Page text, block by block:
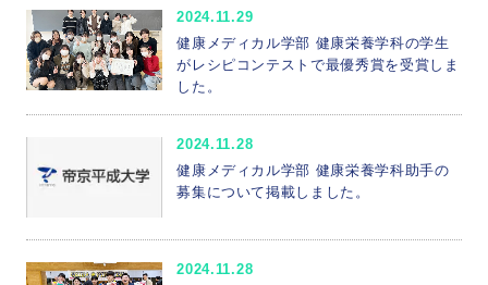
2024.11.29
健康メディカル学部 健康栄養学科の学生
がレシピコンテストで最優秀賞を受賞しま
した。
2024.11.28
健康メディカル学部 健康栄養学科助手の
募集について掲載しました。
2024.11.28